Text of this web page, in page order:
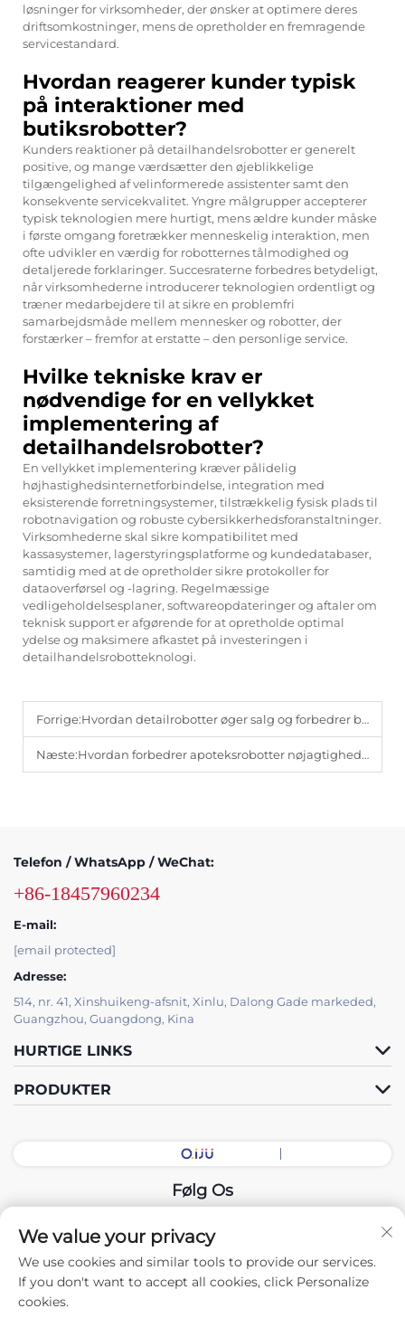
løsninger for virksomheder, der ønsker at optimere deres
driftsomkostninger, mens de opretholder en fremragende
servicestandard.
Hvordan reagerer kunder typisk
på interaktioner med
butiksrobotter?
Kunders reaktioner på detailhandelsrobotter er generelt
positive, og mange værdsætter den øjeblikkelige
tilgængelighed af velinformerede assistenter samt den
konsekvente servicekvalitet. Yngre målgrupper accepterer
typisk teknologien mere hurtigt, mens ældre kunder måske
i første omgang foretrækker menneskelig interaktion, men
ofte udvikler en værdig for robotternes tålmodighed og
detaljerede forklaringer. Succesraterne forbedres betydeligt,
når virksomhederne introducerer teknologien ordentligt og
træner medarbejdere til at sikre en problemfri
samarbejdsmåde mellem mennesker og robotter, der
forstærker – fremfor at erstatte – den personlige service.
Hvilke tekniske krav er
nødvendige for en vellykket
implementering af
detailhandelsrobotter?
En vellykket implementering kræver pålidelig
højhastighedsinternetforbindelse, integration med
eksisterende forretningsystemer, tilstrækkelig fysisk plads til
robotnavigation og robuste cybersikkerhedsforanstaltninger.
Virksomhederne skal sikre kompatibilitet med
kassasystemer, lagerstyringsplatforme og kundedatabaser,
samtidig med at de opretholder sikre protokoller for
dataoverførsel og -lagring. Regelmæssige
vedligeholdelsesplaner, softwareopdateringer og aftaler om
teknisk support er afgørende for at opretholde optimal
ydelse og maksimere afkastet på investeringen i
detailhandelsrobotteknologi.
Forrige:Hvordan detailrobotter øger salg og forbedrer brandbilledet
Næste:Hvordan forbedrer apoteksrobotter nøjagtigheden ved medicinudlevering?
Telefon / WhatsApp / WeChat:
+86-18457960234
E-mail:
[email protected]
Adresse:
514, nr. 41, Xinshuikeng-afsnit, Xinlu, Dalong Gade markeded,
Guangzhou, Guangdong, Kina
HURTIGE LINKS
PRODUKTER
Følg Os
Copyright © 2026 China Guangdong Udstillingshal Intelligent
Equipment Co., Ltd. Alle rettigheder forbeholdes. -
Privatlivspolitik
We value your privacy
We use cookies and similar tools to provide our services.
If you don't want to accept all cookies, click Personalize
cookies.